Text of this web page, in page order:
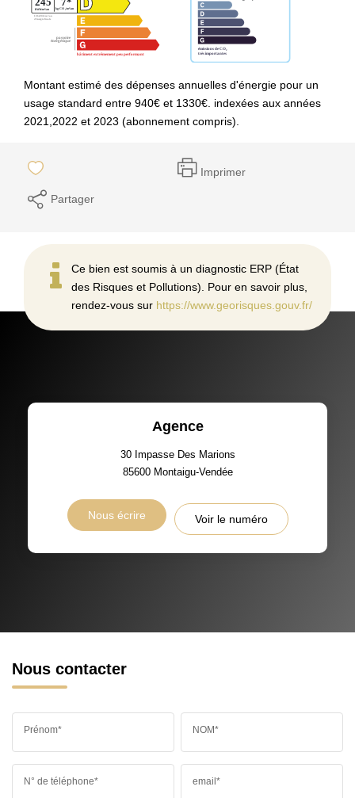
Montant estimé des dépenses annuelles d'énergie pour un
usage standard entre 940€ et 1330€. indexées aux années
2021,2022 et 2023 (abonnement compris).
Imprimer
Partager
Ce bien est soumis à un diagnostic ERP (État
des Risques et Pollutions). Pour en savoir plus,
rendez-vous sur https://www.georisques.gouv.fr/
Agence
30 Impasse Des Marions
85600 Montaigu-Vendée
Nous écrire Voir le numéro
Nous contacter
Prénom* NOM*
N° de téléphone* email*